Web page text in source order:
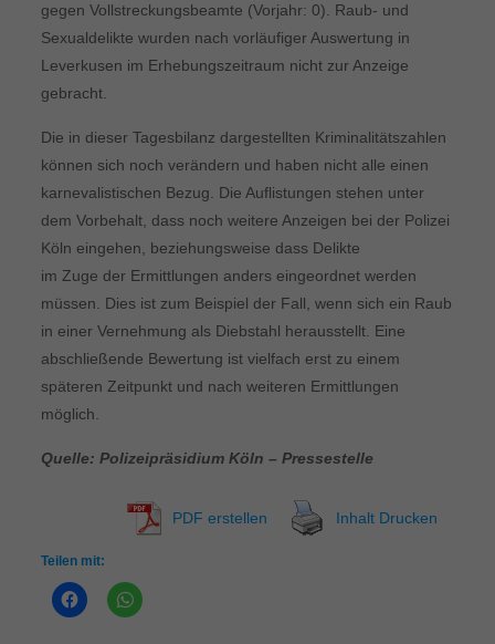
gegen Vollstreckungsbeamte (Vorjahr: 0). Raub- und
Sexualdelikte wurden nach vorläufiger Auswertung in
Leverkusen im Erhebungszeitraum nicht zur Anzeige
gebracht.
Die in dieser Tagesbilanz dargestellten Kriminalitätszahlen
können sich noch verändern und haben nicht alle einen
karnevalistischen Bezug. Die Auflistungen stehen unter
dem Vorbehalt, dass noch weitere Anzeigen bei der Polizei
Köln eingehen, beziehungsweise dass Delikte
im Zuge der Ermittlungen anders eingeordnet werden
müssen. Dies ist zum Beispiel der Fall, wenn sich ein Raub
in einer Vernehmung als Diebstahl herausstellt. Eine
abschließende Bewertung ist vielfach erst zu einem
späteren Zeitpunkt und nach weiteren Ermittlungen
möglich.
Quelle: Polizeipräsidium Köln – Pressestelle
PDF erstellen Inhalt Drucken
Teilen mit: